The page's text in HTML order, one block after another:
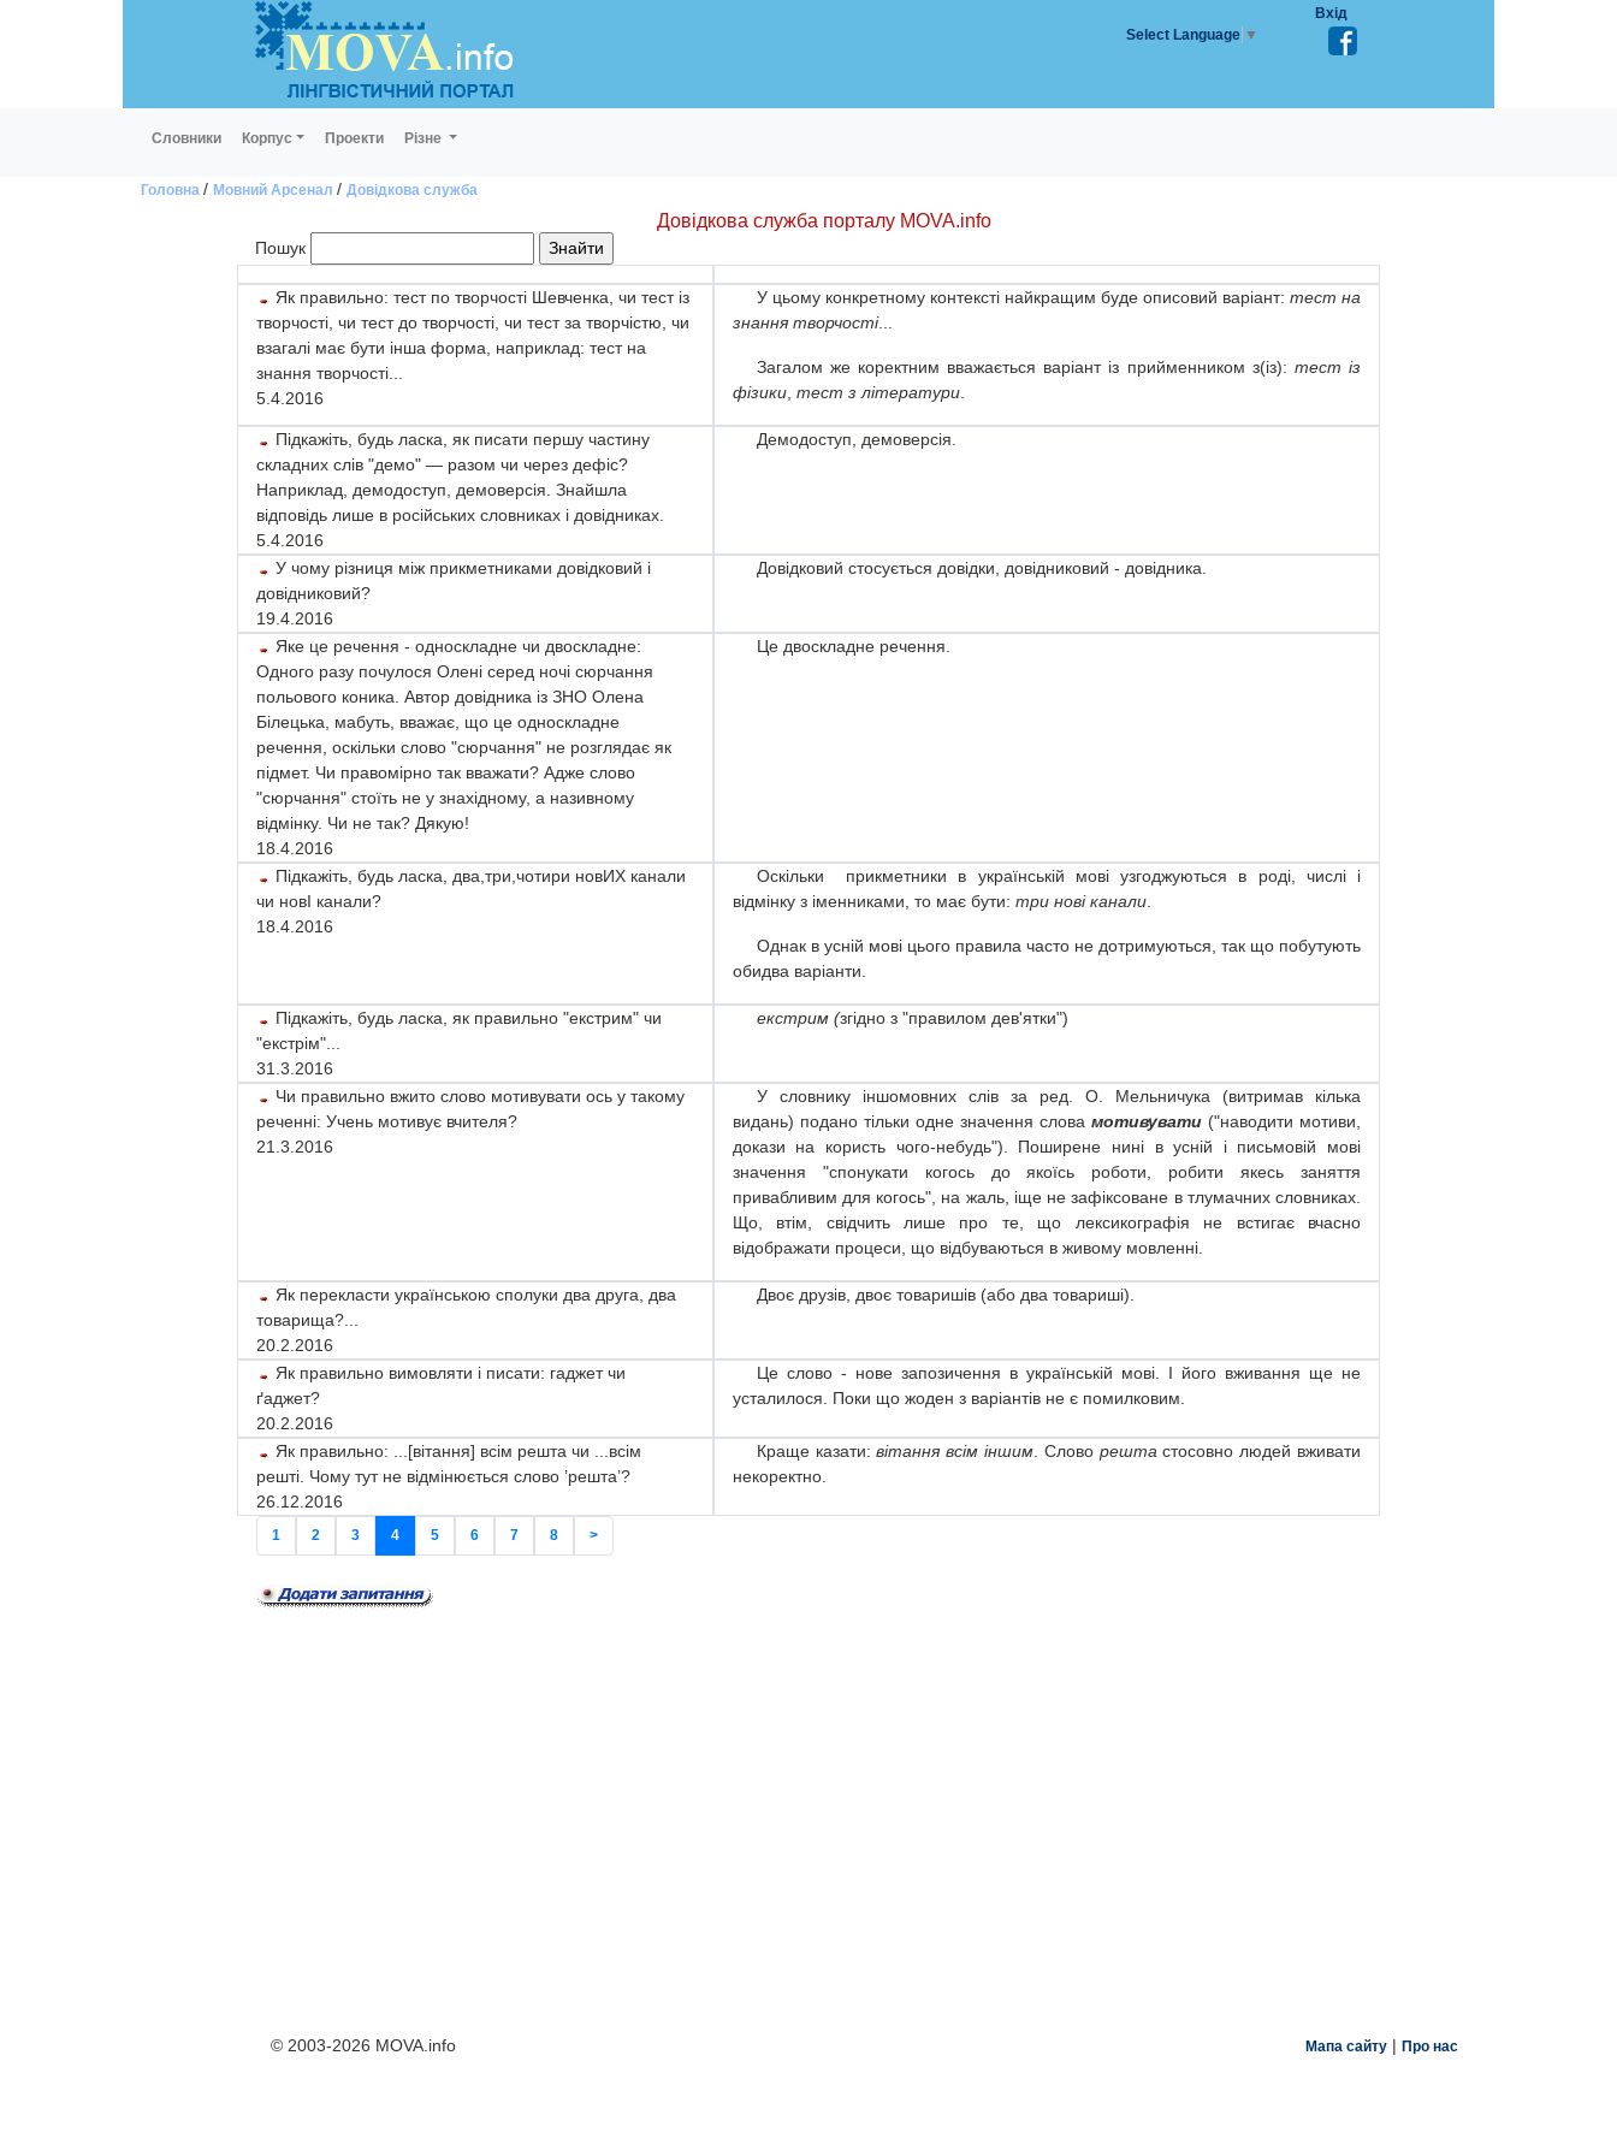
Вхід
Select Language ▼
Словники Корпус Проекти Різне
Головна / Мовний Арсенал / Довідкова служба
Довідкова служба порталу MOVA.info
Пошук
Як правильно: тест по творчості Шевченка, чи тест із
творчості, чи тест до творчості, чи тест за творчістю, чи
взагалі має бути інша форма, наприклад: тест на
знання творчості...
5.4.2016
У цьому конкретному контексті найкращим буде описовий варіант: тест на
знання творчості...
Загалом же коректним вважається варіант із прийменником з(із): тест із
фізики, тест з літератури.
Підкажіть, будь ласка, як писати першу частину
складних слів "демо" — разом чи через дефіс?
Наприклад, демодоступ, демоверсія. Знайшла
відповідь лише в російських словниках і довідниках.
5.4.2016
Демодоступ, демоверсія.
У чому різниця між прикметниками довідковий і
довідниковий?
19.4.2016
Довідковий стосується довідки, довідниковий - довідника.
Яке це речення - односкладне чи двоскладне:
Одного разу почулося Олені серед ночі сюрчання
польового коника. Автор довідника із ЗНО Олена
Білецька, мабуть, вважає, що це односкладне
речення, оскільки слово "сюрчання" не розглядає як
підмет. Чи правомірно так вважати? Адже слово
"сюрчання" стоїть не у знахідному, а називному
відмінку. Чи не так? Дякую!
18.4.2016
Це двоскладне речення.
Підкажіть, будь ласка, два,три,чотири новИХ канали
чи новІ канали?
18.4.2016
Оскільки прикметники в українській мові узгоджуються в роді, числі і
відмінку з іменниками, то має бути: три нові канали.
Однак в усній мові цього правила часто не дотримуються, так що побутують
обидва варіанти.
Підкажіть, будь ласка, як правильно "екстрим" чи
"екстрім"...
31.3.2016
екстрим (згідно з "правилом дев'ятки")
Чи правильно вжито слово мотивувати ось у такому
реченні: Учень мотивує вчителя?
21.3.2016
У словнику іншомовних слів за ред. О. Мельничука (витримав кілька
видань) подано тільки одне значення слова мотивувати ("наводити мотиви,
докази на користь чого-небудь"). Поширене нині в усній і письмовій мові
значення "спонукати когось до якоїсь роботи, робити якесь заняття
привабливим для когось", на жаль, іще не зафіксоване в тлумачних словниках.
Що, втім, свідчить лише про те, що лексикографія не встигає вчасно
відображати процеси, що відбуваються в живому мовленні.
Як перекласти українською сполуки два друга, два
товарища?...
20.2.2016
Двоє друзів, двоє товаришів (або два товариші).
Як правильно вимовляти і писати: гаджет чи
ґаджет?
20.2.2016
Це слово - нове запозичення в українській мові. І його вживання ще не
усталилося. Поки що жоден з варіантів не є помилковим.
Як правильно: ...[вітання] всім решта чи ...всім
решті. Чому тут не відмінюється слово ’решта’?
26.12.2016
Краще казати: вітання всім іншим . Слово решта стосовно людей вживати
некоректно.
1 2 3 4 5 6 7 8 >
© 2003-2026 MOVA.info Мапа сайту | Про нас